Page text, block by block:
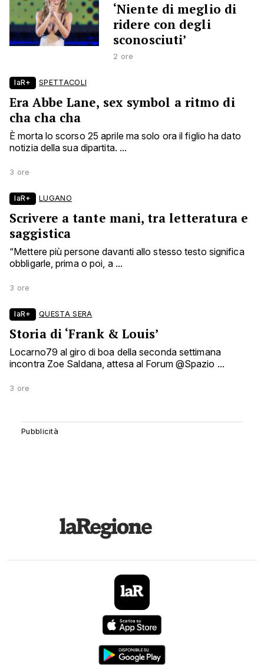
‘Niente di meglio di
ridere con degli
sconosciuti’
2 ore
laR+ SPETTACOLI
Era Abbe Lane, sex symbol a ritmo di
cha cha cha
È morta lo scorso 25 aprile ma solo ora il figlio ha dato
notizia della sua dipartita. ...
3 ore
laR+ LUGANO
Scrivere a tante mani, tra letteratura e
saggistica
“Mettere più persone davanti allo stesso testo significa
obbligarle, prima o poi, a ...
3 ore
laR+ QUESTA SERA
Storia di ‘Frank & Louis’
Locarno79 al giro di boa della seconda settimana
incontra Zoe Saldana, attesa al Forum @Spazio ...
3 ore